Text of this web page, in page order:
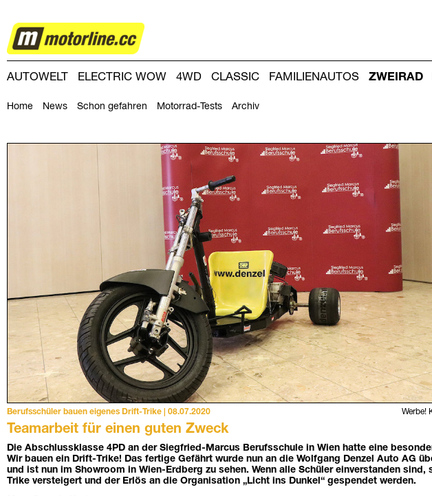
ZWEIRAD
AUTOWELT ELECTRIC WOW 4WD CLASSIC FAMILIENAUTOS ZWEIRAD
Home News Schon gefahren Motorrad-Tests Archiv
Werbe!
Berufsschüler bauen eigenes Drift-Trike | 08.07.2020
Teamarbeit für einen guten Zweck
Die Abschlussklasse 4PD an der Siegfried-Marcus Berufsschule in Wien hatte eine
Wir bauen ein Drift-Trike! Das fertige Gefährt wurde nun an die Wolfgang Denzel Auto AG
und ist nun im Showroom in Wien-Erdberg zu sehen. Wenn alle Schüler einverstanden sind,
Trike versteigert und der Erlös an die Organisation „Licht ins Dunkel“ gespendet werden.